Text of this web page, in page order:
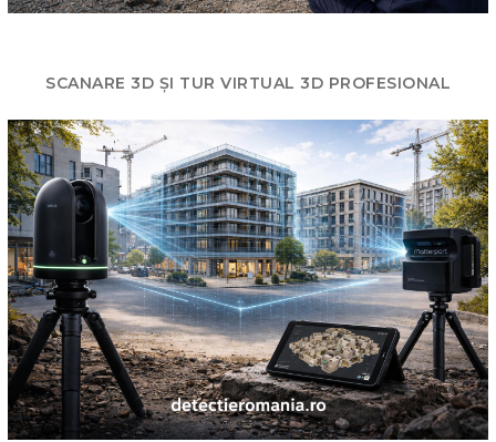
SCANARE 3D ȘI TUR VIRTUAL 3D PROFESIONAL